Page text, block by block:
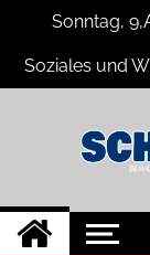
content
Sonntag,
Soziales und
Schleswig